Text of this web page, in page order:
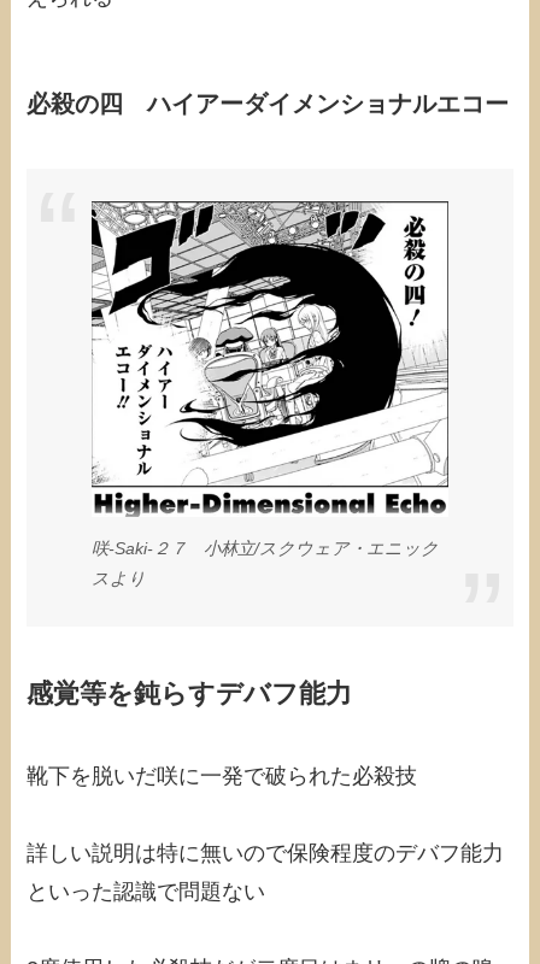
必殺の四 ハイアーダイメンショナルエコー
咲-Saki-２７ 小林立/スクウェア・エニック
スより
感覚等を鈍らすデバフ能力
靴下を脱いだ咲に一発で破られた必殺技
詳しい説明は特に無いので保険程度のデバフ能力
といった認識で問題ない